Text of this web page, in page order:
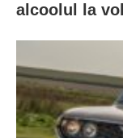
alcoolul la